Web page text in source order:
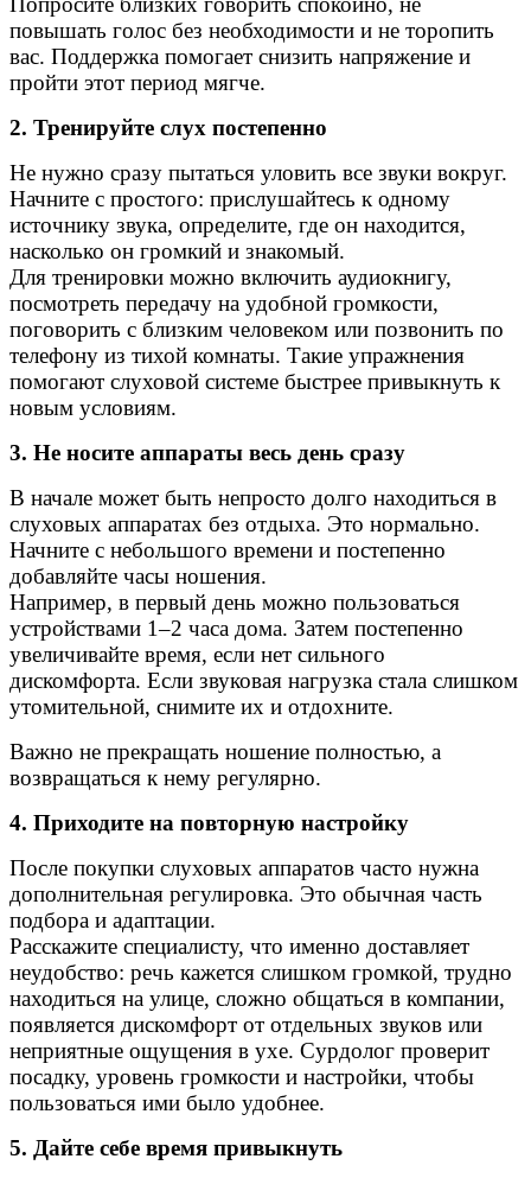
повышать голос без необходимости и не торопить
вас. Поддержка помогает снизить напряжение и
пройти этот период мягче.
2. Тренируйте слух постепенно
Не нужно сразу пытаться уловить все звуки вокруг.
Начните с простого: прислушайтесь к одному
источнику звука, определите, где он находится,
насколько он громкий и знакомый.
Для тренировки можно включить аудиокнигу,
посмотреть передачу на удобной громкости,
поговорить с близким человеком или позвонить по
телефону из тихой комнаты. Такие упражнения
помогают слуховой системе быстрее привыкнуть к
новым условиям.
3. Не носите аппараты весь день сразу
В начале может быть непросто долго находиться в
слуховых аппаратах без отдыха. Это нормально.
Начните с небольшого времени и постепенно
добавляйте часы ношения.
Например, в первый день можно пользоваться
устройствами 1–2 часа дома. Затем постепенно
увеличивайте время, если нет сильного
дискомфорта. Если звуковая нагрузка стала слишком
утомительной, снимите их и отдохните.
Важно не прекращать ношение полностью, а
возвращаться к нему регулярно.
4. Приходите на повторную настройку
После покупки слуховых аппаратов часто нужна
дополнительная регулировка. Это обычная часть
подбора и адаптации.
Расскажите специалисту, что именно доставляет
неудобство: речь кажется слишком громкой, трудно
находиться на улице, сложно общаться в компании,
появляется дискомфорт от отдельных звуков или
неприятные ощущения в ухе. Сурдолог проверит
посадку, уровень громкости и настройки, чтобы
пользоваться ими было удобнее.
5. Дайте себе время привыкнуть